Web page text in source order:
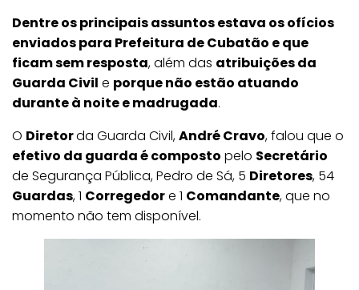
Dentre os principais assuntos estava os ofícios
enviados para Prefeitura de Cubatão e que
ficam sem resposta, além das atribuições da
Guarda Civil e porque não estão atuando
durante à noite e madrugada.
O Diretorda Guarda Civil,André Cravo, falou que o
efetivo da guarda é composto pelo Secretário
de Segurança Pública, Pedro de Sá, 5 Diretores, 54
Guardas, 1 Corregedore 1 Comandante, que no
momento não tem disponível.